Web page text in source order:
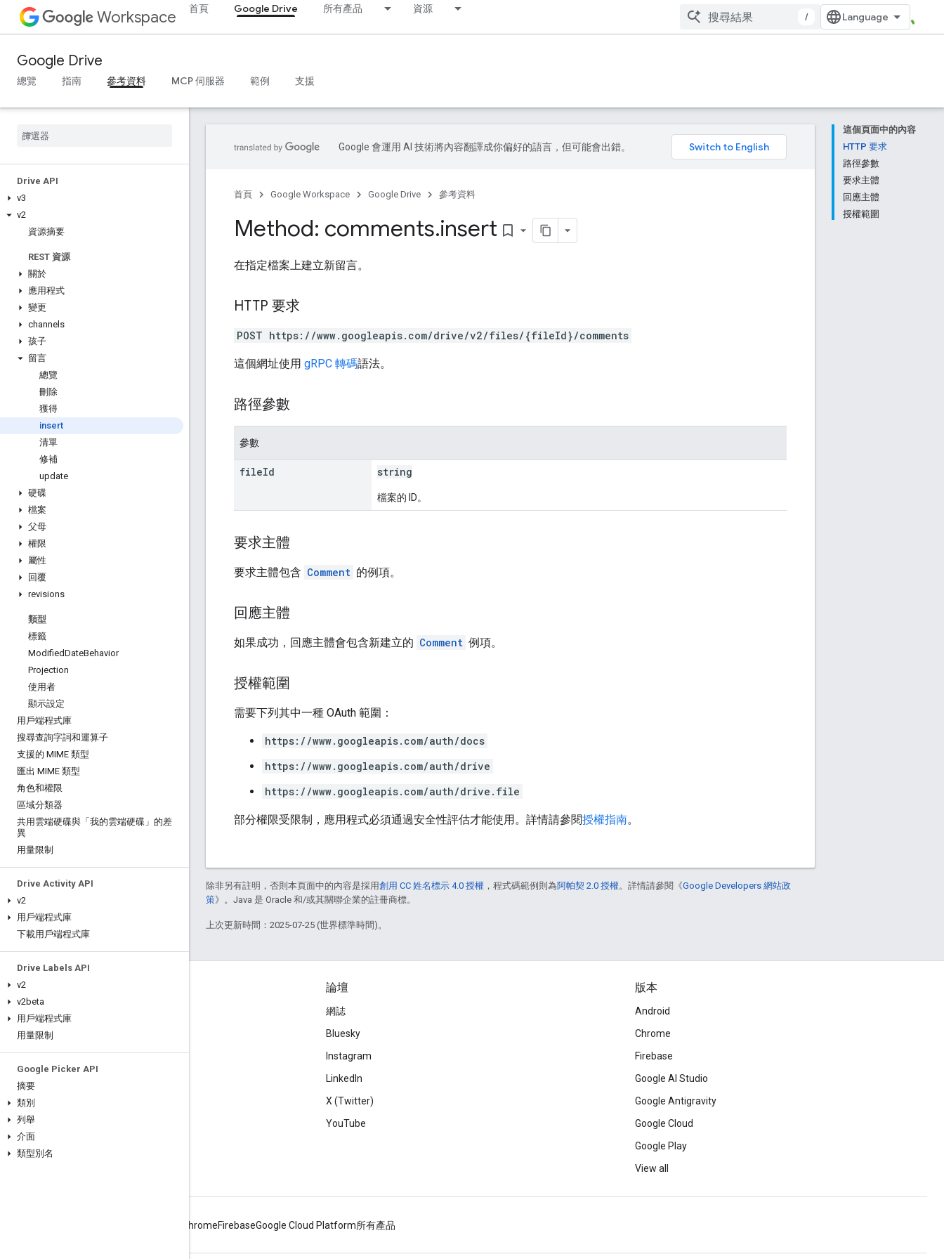
Workspace 首頁 Google Drive 所有產品 資源
/
Google Drive
總覽 指南 參考資料 MCP 伺服器 範例 支援
Drive API
v3
v2
資源摘要
REST 資源
關於
應用程式
變更
channels
孩子
留言
總覽
刪除
獲得
insert
清單
修補
update
硬碟
檔案
父母
權限
屬性
回覆
revisions
類型
標籤
ModifiedDateBehavior
Projection
使用者
顯示設定
用戶端程式庫
搜尋查詢字詞和運算子
支援的 MIME 類型
匯出 MIME 類型
角色和權限
區域分類器
共用雲端硬碟與「我的雲端硬碟」的差
異
用量限制
Drive Activity API
v2
用戶端程式庫
下載用戶端程式庫
Drive Labels API
v2
v2beta
用戶端程式庫
用量限制
Google Picker API
摘要
類別
列舉
介面
類型別名
這個頁面中的內容
HTTP 要求
路徑參數
要求主體
回應主體
授權範圍
Google 會運用 AI 技術將內容翻譯成你偏好的語言，但可能會出錯。
首頁 Google Workspace Google Drive 參考資料
Method: comments.insert bookmark_border
在指定檔案上建立新留言。
HTTP 要求
POST https://www.googleapis.com/drive/v2/files/{fileId}/comments
這個網址使用 gRPC 轉碼語法。
路徑參數
參數
fileId string
檔案的 ID。
要求主體
要求主體包含 Comment 的例項。
回應主體
如果成功，回應主體會包含新建立的 Comment 例項。
授權範圍
需要下列其中一種 OAuth 範圍：
https://www.googleapis.com/auth/docs
https://www.googleapis.com/auth/drive
https://www.googleapis.com/auth/drive.file
部分權限受限制，應用程式必須通過安全性評估才能使用。詳情請參閱授權指南。
除非另有註明，否則本頁面中的內容是採用創用 CC 姓名標示 4.0 授權 ，程式碼範例則為阿帕契 2.0 授權。詳情請參閱《Google Developers 網站政
策》。Java 是 Oracle 和/或其關聯企業的註冊商標。
上次更新時間：2025-07-25 (世界標準時間)。
互動交流
Google Developer Groups
Google Developer Experts
Google Cloud & NVIDIA
論壇
網誌
Bluesky
Instagram
LinkedIn
X (Twitter)
YouTube
版本
Android
Chrome
Firebase
Google AI Studio
Google Antigravity
Google Cloud
Google Play
View all
ChromeFirebaseGoogle Cloud Platform所有產品